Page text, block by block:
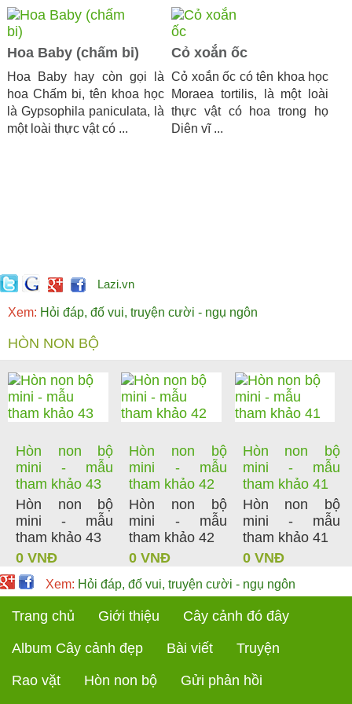
Hoa Baby (chấm bi)
Hoa Baby hay còn gọi là
hoa Chấm bi, tên khoa học
là Gypsophila paniculata, là
một loài thực vật có ...
Cỏ xoắn ốc
Cỏ xoắn ốc có tên khoa học
Moraea tortilis, là một loài
thực vật có hoa trong họ
Diên vĩ ...
Lazi.vn
Xem: Hỏi đáp, đố vui, truyện cười - ngụ ngôn
HÒN NON BỘ
Hòn non bộ
mini - mẫu
tham khảo 43
Hòn non bộ
mini - mẫu
tham khảo 43
0 VNĐ
Hòn non bộ
mini - mẫu
tham khảo 42
Hòn non bộ
mini - mẫu
tham khảo 42
0 VNĐ
Hòn non bộ
mini - mẫu
tham khảo 41
Hòn non bộ
mini - mẫu
tham khảo 41
0 VNĐ
Xem: Hỏi đáp, đố vui, truyện cười - ngụ ngôn
Trang chủ Giới thiệu Cây cảnh đó đây
Album Cây cảnh đẹp Bài viết Truyện
Rao vặt Hòn non bộ Gửi phản hồi